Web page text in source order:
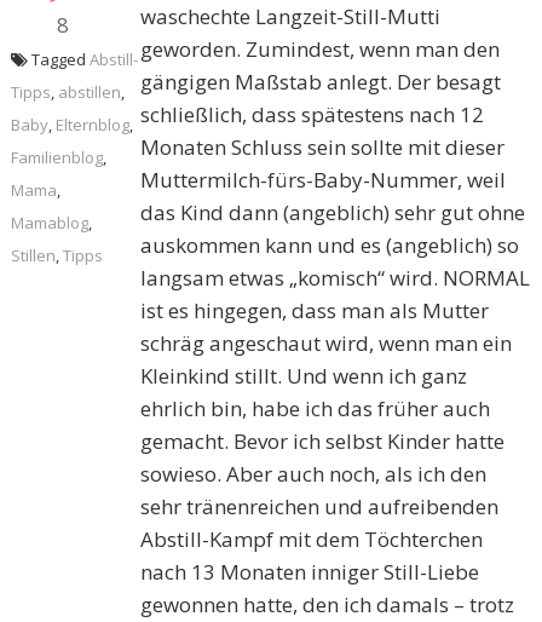
8
waschechte Langzeit-Still-Mutti
geworden. Zumindest, wenn man den
gängigen Maßstab anlegt. Der besagt
schließlich, dass spätestens nach 12
Monaten Schluss sein sollte mit dieser
Muttermilch-fürs-Baby-Nummer, weil
das Kind dann (angeblich) sehr gut ohne
auskommen kann und es (angeblich) so
langsam etwas „komisch“ wird. NORMAL
ist es hingegen, dass man als Mutter
schräg angeschaut wird, wenn man ein
Kleinkind stillt. Und wenn ich ganz
ehrlich bin, habe ich das früher auch
gemacht. Bevor ich selbst Kinder hatte
sowieso. Aber auch noch, als ich den
sehr tränenreichen und aufreibenden
Abstill-Kampf mit dem Töchterchen
nach 13 Monaten inniger Still-Liebe
gewonnen hatte, den ich damals – trotz
Tagged Abstill-
Tipps, abstillen,
Baby, Elternblog,
Familienblog,
Mama,
Mamablog,
Stillen,Tipps